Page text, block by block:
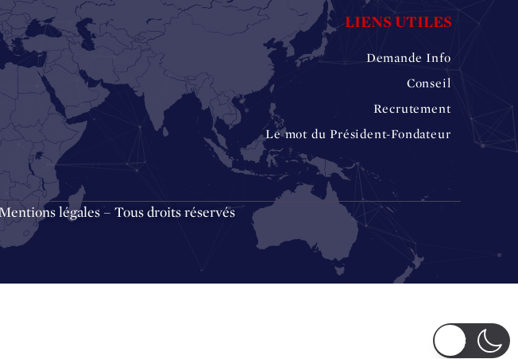
LIENS UTILES
Demande Info
Conseil
Recrutement
Le mot du Président-Fondateur
Mentions légales – Tous droits réservés